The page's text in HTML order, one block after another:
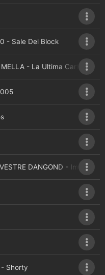
- Sale Del Block
- La Ultima Carta
DANGOND - Imposible
- Shorty